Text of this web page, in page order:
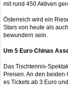
mit rund 450 Aktiven
Österreich wird ein
Stars von heute als
bewundern sein.
Um 5 Euro Chinas
Das Tischtennis-
Preisen. An den
es Tickets ab 3 Euro